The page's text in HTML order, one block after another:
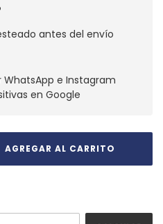
antes del envío
e Instagram
en Google